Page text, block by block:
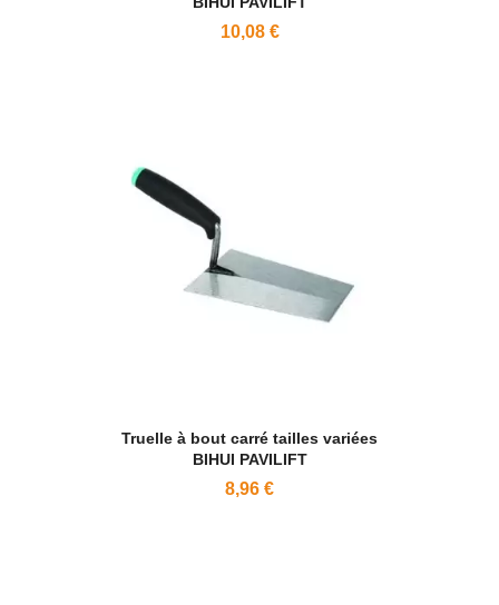
10,08 €
Truelle à bout carré tailles variées
BIHUI PAVILIFT
8,96 €